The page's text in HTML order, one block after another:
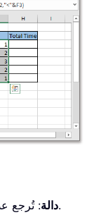
دالة: تُرجع عدد الخلايا التي تستوفي المعايير.